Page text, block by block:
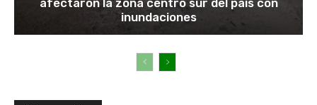
afectaron la zona centro sur del país con
inundaciones